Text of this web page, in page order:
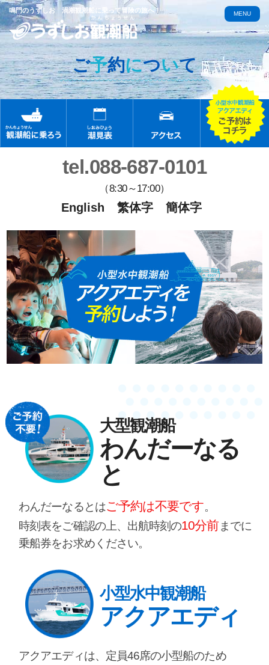
鳴門のうずしお 渦潮観潮船に乗って冒険の旅へ！
tel.088-687-0101
（8:30～17:00）
English 繁体字 簡体字
MENU
ご予約について
大型観潮船
わんだーなる
と
わんだーなるとはご予約は不要です。
時刻表をご確認の上、出航時刻の10分前 までに
乗船券をお求めください。
小型水中観潮船
アクアエディ
アクアエディは、定員46席の小型船のため